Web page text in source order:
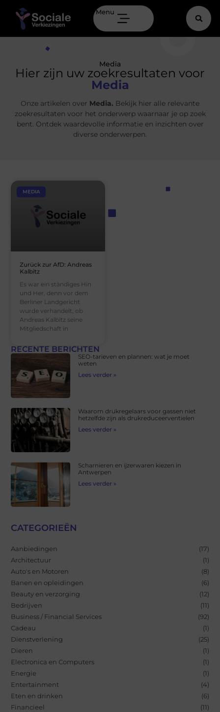
Menu
Media
Hier zijn uw zoekresultaten voor
Media
Onze artikelen over Media. Bekijk hier alle relevante
zoekresultaten voor het onderwerp waarnaar je op zoek
bent. Ontdek waardevolle informatie en inzichten over
diverse onderwerpen.
MEDIA
Zurück zur AfD: Andreas
Kalbitz
Es war ein ständiges Hin
und Her, denn vor dem
Berliner Landgericht
wurde verhandelt, ob
Andreas Kalbitz seine
Mitgliedschaft in
RECENTE BERICHTEN
SEO-tarieven en plannen: wat je moet
weten
Lees verder »
Waarom drukregelaars voor gassen niet
hetzelfde zijn als drukreduceerventielen
Lees verder »
Scharnieren en ijzerwaren kiezen in
Antwerpen
Lees verder »
CATEGORIEËN
Aanbiedingen
(17)
Architectuur
(1)
Auto's en Motoren
(8)
Banen en opleidingen
(6)
Beauty en verzorging
(12)
Bedrijven
(11)
Business / Financial Services
(92)
Cadeau
(1)
Dienstverlening
(25)
Dieren
(1)
Electronica en Computers
(1)
Energie
(1)
Entertainment
(4)
Eten en drinken
(6)
Financieel
(11)